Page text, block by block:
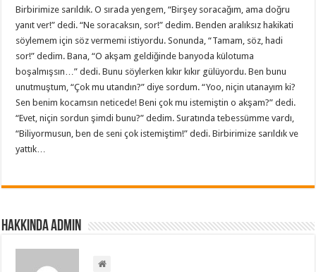
Birbirimize sarıldık. O sırada yengem, “Birşey soracağım, ama doğru
yanıt ver!” dedi. “Ne soracaksın, sor!” dedim. Benden aralıksız hakikati
söylemem için söz vermemi istiyordu. Sonunda, “Tamam, söz, hadi
sor!” dedim. Bana, “O akşam geldiğinde banyoda külotuma
boşalmışsın…” dedi. Bunu söylerken kıkır kıkır gülüyordu. Ben bunu
unutmuştum, “Çok mu utandın?” diye sordum. “Yoo, niçin utanayım ki?
Sen benim kocamsın neticede! Beni çok mu istemiştin o akşam?” dedi.
“Evet, niçin sordun şimdi bunu?” dedim. Suratında tebessümme vardı,
“Biliyormusun, ben de seni çok istemiştim!” dedi. Birbirimize sarıldık ve
yattık…
Hakkında admin